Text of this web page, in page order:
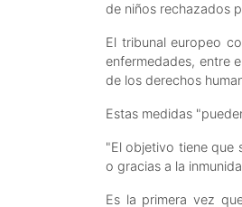
de niños rechazados
El tribunal europeo
enfermedades, entre
de los derechos
Estas medidas
"El objetivo tiene que
o gracias a la
Es la primera vez